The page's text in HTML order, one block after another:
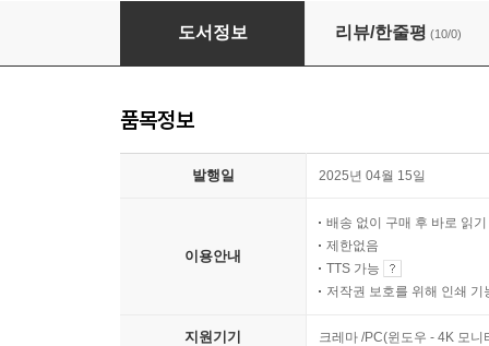
시대에듀 과학기술분야 정부출연연구기관(정
도서정보 리뷰/한줄평 (10/0)
품목정보
발행일 2025년 04월 15일
이용안내
배송 없이 구매 후 바로 읽기
제한없음
TTS 가능
저작권 보호를 위해 인쇄 기
지원기기 크레마 /PC(윈도우 - 4K 모